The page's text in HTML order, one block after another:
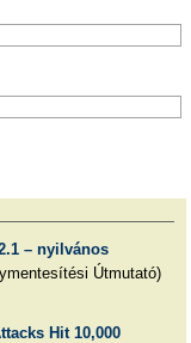
– nyilvános
Útmutató)
Hit 10,000